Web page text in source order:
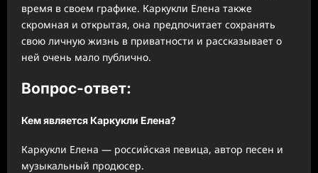
время в своем графике. Каркукли Елена также
скромная и открытая, она предпочитает сохранять
свою личную жизнь в приватности и рассказывает о
ней очень мало публично.
Вопрос-ответ:
Кем является Каркукли Елена?
Каркукли Елена — российская певица, автор песен и
музыкальный продюсер.